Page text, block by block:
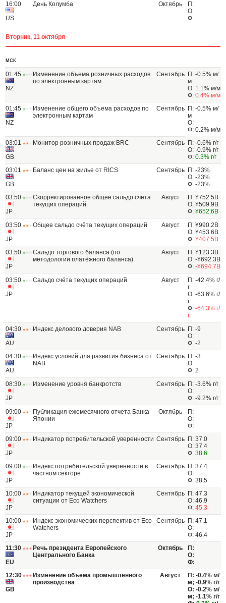
16:00
US
День Колумба Октябрь
П:
О:
Ф:
Вторник, 11 октября
МСК
01:45
NZ
Изменение объема розничных расходов
по электронным картам
Сентябрь
П: -0.5% м/
м
О: 1.1% м/м
Ф: 0.4% м/м
01:45
NZ
Изменение общего объема расходов по
электронным картам
Сентябрь
П: -0.5% м/
м
О:
Ф: 0.2% м/м
03:01
GB
Монитор розничных продаж BRC Сентябрь
П: -0.6% г/г
О: -0.9% г/г
Ф: 0.3% г/г
03:01
GB
Баланс цен на жилье от RICS Сентябрь
П: -23%
О: -23%
Ф: -23%
03:50
JP
Скорректированное общее сальдо счёта
текущих операций
Август
П: ¥752.5B
О: ¥509.9B
Ф: ¥652.6B
03:50
JP
Общее сальдо счёта текущих операций Август
П: ¥990.2B
О: ¥453.6B
Ф: ¥407.5B
03:50
JP
Сальдо торгового баланса (по
методологии платёжного баланса)
Август
П: ¥123.3B
О: -¥692.3B
Ф: -¥694.7B
03:50
JP
Сальдо счёта текущих операций Август
П: -42.4% г/
г
О: -63.6% г/
г
Ф: -64.3% г/
г
04:30
AU
Индекс делового доверия NAB Сентябрь
П: -9
О:
Ф: -2
04:30
AU
Индекс условий для развития бизнеса от
NAB
Сентябрь
П: -3
О:
Ф: 2
08:30
JP
Изменение уровня банкротств Сентябрь
П: -3.6% г/г
О:
Ф: -9.2% г/г
09:00
JP
Публикация ежемесячного отчета Банка
Японии
Октябрь
П:
О:
Ф:
09:00
JP
Индикатор потребительской уверенности Сентябрь
П: 37.0
О: 37.4
Ф: 38.6
09:00
JP
Индекс потребительской уверенности в
частном секторе
Сентябрь
П: 37.4
О:
Ф: 38.5
10:00
JP
Индикатор текущей экономической
ситуации от Eco Watchers
Сентябрь
П: 47.3
О: 46.9
Ф: 45.3
10:00
JP
Индекс экономических перспектив от Eco
Watchers
Сентябрь
П: 47.1
О:
Ф: 46.4
11:30
EU
Речь президента Европейского
Центрального Банка
Октябрь
П:
О:
Ф:
12:30
GB
Изменение объема промышленного
производства
Август
П: -0.4% м/
м; -0.9% г/г
О: -0.2% м/
м; -1.1% г/г